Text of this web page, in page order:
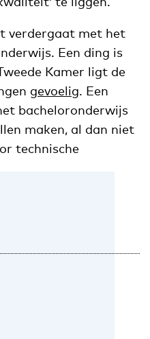
verdergaat met het
Een ding is
Kamer ligt de
gevoelig. Een
bacheloronderwijs
maken, al dan niet
technische